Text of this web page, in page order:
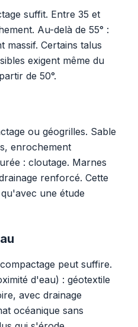
suffit. Entre 35 et
Au-delà de 55° :
massif. Certains talus
exigent même du
de 50°.
ou géogrilles. Sable
enrochement
: cloutage. Marnes
renforcé. Cette
une étude
peut suffire.
d'eau) : géotextile
avec drainage
océanique sans